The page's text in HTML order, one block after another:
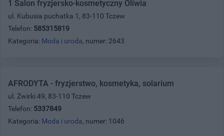
1 Salon fryzjersko-kosmetyczny Oliwia
ul. Kubusia puchatka 1, 83-110 Tczew
Telefon: 585315819
Kategoria: Moda i uroda, numer: 2643
AFRODYTA - fryzjerstwo, kosmetyka, solarium
ul. Żwirki 49, 83-110 Tczew
Telefon: 5337849
Kategoria: Moda i uroda, numer: 1046